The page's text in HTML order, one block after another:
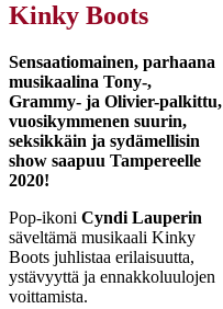
Kinky Boots
Sensaatiomainen, parhaana
musikaalina Tony-,
Grammy- ja Olivier-palkittu,
vuosikymmenen suurin,
seksikkäin ja sydämellisin
show saapuu Tampereelle
2020!
Pop-ikoni Cyndi Lauperin
säveltämä musikaali Kinky
Boots juhlistaa erilaisuutta,
ystävyyttä ja ennakkoluulojen
voittamista.